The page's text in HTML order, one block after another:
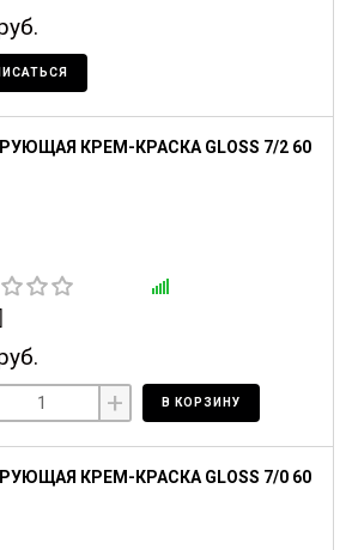
КРЕМ-КРАСКА GLOSS 7/2 60
+ В КОРЗИНУ
КРЕМ-КРАСКА GLOSS 7/0 60